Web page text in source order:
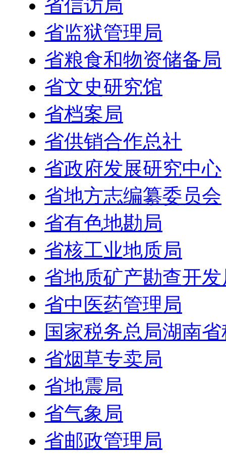
省信访局
省监狱管理局
省粮食和物资储备局
省文史研究馆
省档案局
省供销合作总社
省政府发展研究中心
省地方志编纂委员会
省有色地勘局
省核工业地质局
省地质矿产勘查开发
省中医药管理局
国家税务总局湖南
省烟草专卖局
省地震局
省气象局
省邮政管理局